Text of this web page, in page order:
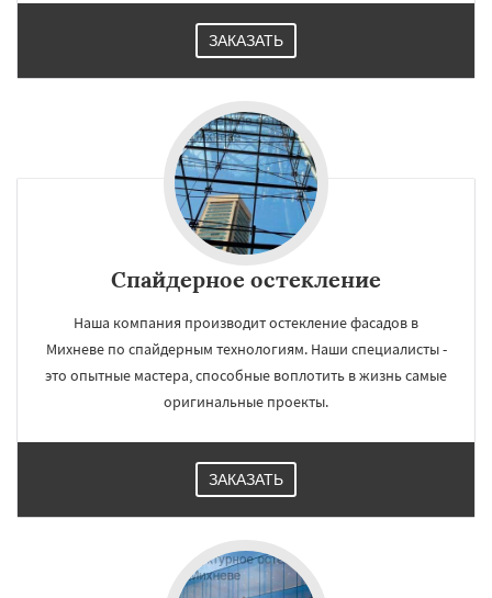
ЗАКАЗАТЬ
Спайдерное остекление
Наша компания производит остекление фасадов в
Михневе по спайдерным технологиям. Наши специалисты -
это опытные мастера, способные воплотить в жизнь самые
оригинальные проекты.
ЗАКАЗАТЬ